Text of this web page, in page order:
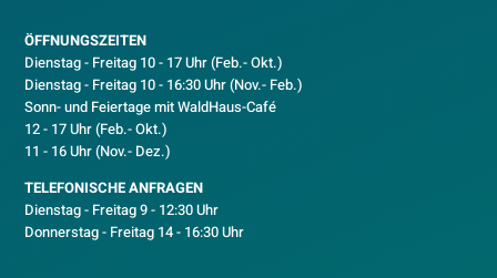
ÖFFNUNGSZEITEN
Dienstag - Freitag 10 - 17 Uhr (Feb.- Okt.)
Dienstag - Freitag 10 - 16:30 Uhr (Nov.- Feb.)
Sonn- und Feiertage mit WaldHaus-Café
12 - 17 Uhr (Feb.- Okt.)
11 - 16 Uhr (Nov.- Dez.)
TELEFONISCHE ANFRAGEN
Dienstag - Freitag 9 - 12:30 Uhr
Donnerstag - Freitag 14 - 16:30 Uhr